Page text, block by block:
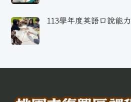
113學年度英語口說能